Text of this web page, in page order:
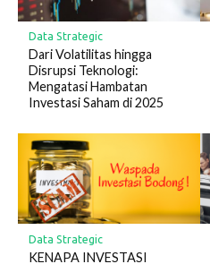
Data Strategic
Dari Volatilitas hingga
Disrupsi Teknologi:
Mengatasi Hambatan
Investasi Saham di 2025
Data Strategic
KENAPA INVESTASI